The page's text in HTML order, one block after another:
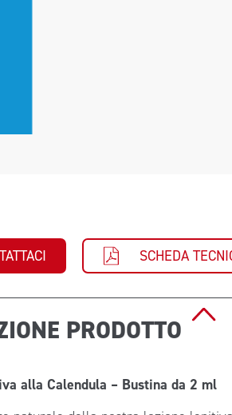
SCHEDA
PRODOTTO
alla Calendula – Bustina da 2 ml